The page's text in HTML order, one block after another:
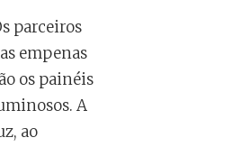
parceiros
empenas
os painéis
A
ao